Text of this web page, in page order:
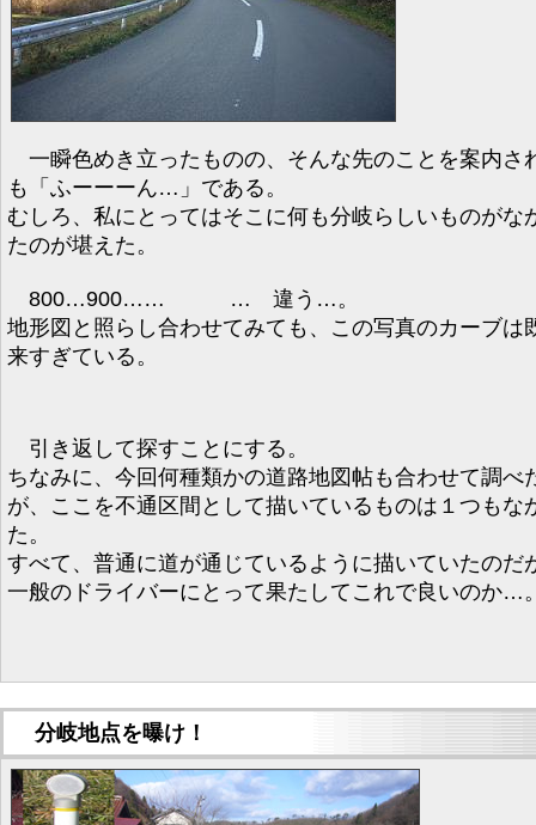
一瞬色めき立ったものの、そんな先のことを案内さ
も「ふーーーん…」である。
むしろ、私にとってはそこに何も分岐らしいものがな
たのが堪えた。
800…900…… … 違う…。
地形図と照らし合わせてみても、この写真のカーブは
来すぎている。
引き返して探すことにする。
ちなみに、今回何種類かの道路地図帖も合わせて調べ
が、ここを不通区間として描いているものは１つもな
た。
すべて、普通に道が通じているように描いていたのだ
一般のドライバーにとって果たしてこれで良いのか…
分岐地点を曝け！